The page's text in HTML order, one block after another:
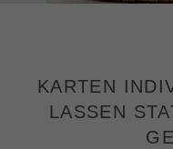
KARTEN
LASSEN